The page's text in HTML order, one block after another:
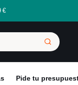
€
Pide tu